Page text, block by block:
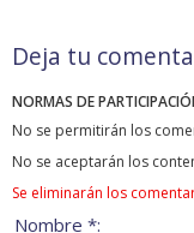
Deja tu
NORMAS DE
No se permitirán los
No se aceptarán los
Se eliminarán los
Nombre *: